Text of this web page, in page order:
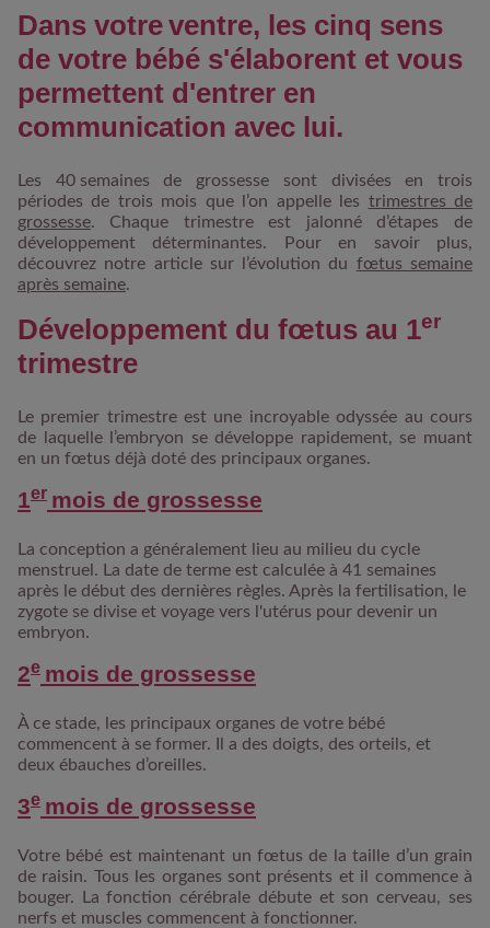
Dans votre ventre, les cinq sens
de votre bébé s'élaborent et vous
permettent d'entrer en
communication avec lui.
Les 40 semaines de grossesse sont divisées en trois
périodes de trois mois que l’on appelle les trimestres de
grossesse. Chaque trimestre est jalonné d’étapes de
développement déterminantes. Pour en savoir plus,
découvrez notre article sur l’évolution du fœtus semaine
après semaine.
Développement du fœtus au 1er
trimestre
Le premier trimestre est une incroyable odyssée au cours
de laquelle l’embryon se développe rapidement, se muant
en un fœtus déjà doté des principaux organes.
1er mois de grossesse
La conception a généralement lieu au milieu du cycle
menstruel. La date de terme est calculée à 41 semaines
après le début des dernières règles. Après la fertilisation, le
zygote se divise et voyage vers l'utérus pour devenir un
embryon.
2e mois de grossesse
À ce stade, les principaux organes de votre bébé
commencent à se former. Il a des doigts, des orteils, et
deux ébauches d’oreilles.
3e mois de grossesse
Votre bébé est maintenant un fœtus de la taille d’un grain
de raisin. Tous les organes sont présents et il commence à
bouger. La fonction cérébrale débute et son cerveau, ses
nerfs et muscles commencent à fonctionner.